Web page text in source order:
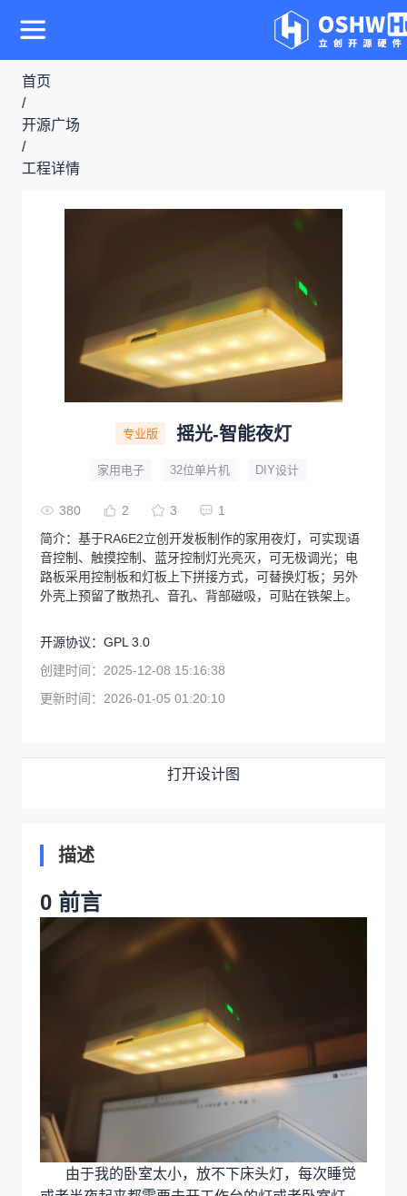
首页
/
开源广场
/
工程详情
专业版 摇光-智能夜灯
家用电子 32位单片机 DIY设计
380 2 3
1
简介： 基于RA6E2立创开发板制作的家用夜灯，可实现语
音控制、触摸控制、蓝牙控制灯光亮灭，可无极调光；电
路板采用控制板和灯板上下拼接方式，可替换灯板；另外
外壳上预留了散热孔、音孔、背部磁吸，可贴在铁架上。
开源协议： GPL 3.0
创建时间： 2025-12-08 15:16:38
更新时间： 2026-01-05 01:20:10
打开设计图
描述
0 前言
由于我的卧室太小，放不下床头灯，每次睡觉